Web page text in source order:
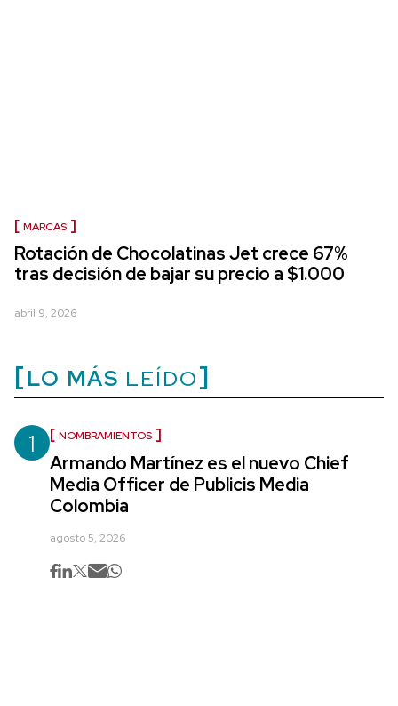
MARCAS
Rotación de Chocolatinas Jet crece 67%
tras decisión de bajar su precio a $1.000
abril 9, 2026
LO MÁS LEÍDO
1 NOMBRAMIENTOS
Armando Martínez es el nuevo Chief
Media Officer de Publicis Media
Colombia
agosto 5, 2026